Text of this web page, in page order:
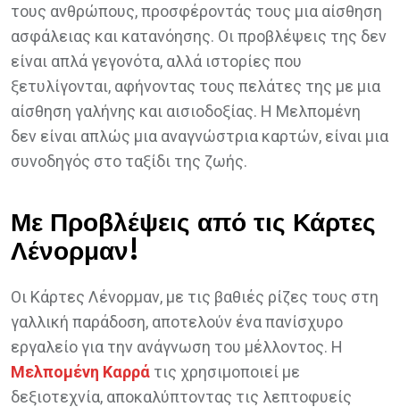
τους ανθρώπους, προσφέροντάς τους μια αίσθηση
ασφάλειας και κατανόησης. Οι προβλέψεις της δεν
είναι απλά γεγονότα, αλλά ιστορίες που
ξετυλίγονται, αφήνοντας τους πελάτες της με μια
αίσθηση γαλήνης και αισιοδοξίας. Η Μελπομένη
δεν είναι απλώς μια αναγνώστρια καρτών, είναι μια
συνοδηγός στο ταξίδι της ζωής.
Με Προβλέψεις από τις Κάρτες
Λένορμαν!
Οι Κάρτες Λένορμαν, με τις βαθιές ρίζες τους στη
γαλλική παράδοση, αποτελούν ένα πανίσχυρο
εργαλείο για την ανάγνωση του μέλλοντος. Η
Μελπομένη Καρρά τις χρησιμοποιεί με
δεξιοτεχνία, αποκαλύπτοντας τις λεπτοφυείς